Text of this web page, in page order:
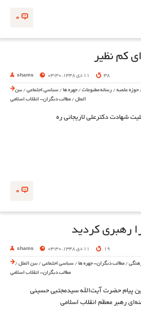
0
کم نظیر
shams 11 دی 1348, 03:30 38
حوزه علمیه / رسانه مطبوعات /چهره ها / سیاسی اجتماعی /بین
الملل /مطالب دیگران- انقلاب اسلامی
شهادت دکترعلی لاریجانی ره
0
رهبری کردید
shams 11 دی 1348, 03:30 19
/مطالب دیگران- چهره ها / سیاسی اجتماعی /بین الملل /
مطالب دیگران- انقلاب اسلامی
پیام حضرت آیت‌الله سیدمجتبی حسینی
رهبر معظّم انقلاب اسلامی